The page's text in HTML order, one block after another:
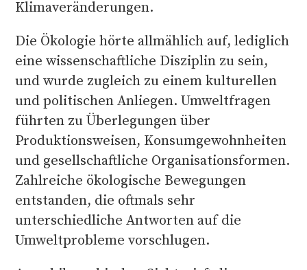
Klimaveränderungen.
Die Ökologie hörte allmählich auf, lediglich
eine wissenschaftliche Disziplin zu sein,
und wurde zugleich zu einem kulturellen
und politischen Anliegen. Umweltfragen
führten zu Überlegungen über
Produktionsweisen, Konsumgewohnheiten
und gesellschaftliche Organisationsformen.
Zahlreiche ökologische Bewegungen
entstanden, die oftmals sehr
unterschiedliche Antworten auf die
Umweltprobleme vorschlugen.